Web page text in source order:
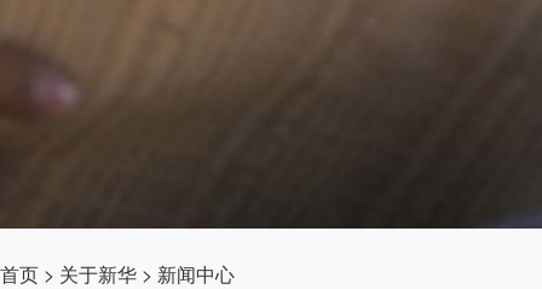
首页 > 关于新华 > 新闻中心